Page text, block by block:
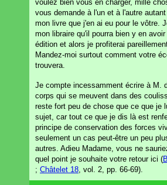
voulez bien vous en charger, mille
vous demande à l'un et à l'autre
mon livre que j'en ai eu pour le vôtre.
mon libraire qu'il pourra bien y en
édition et alors je profiterai
Mandez-moi surtout comment votre
trouvera.
Je compte incessamment écrire à M.
corps qui se meuvent dans des
reste fort peu de chose que ce que je
sujet, car tout ce que je dis là est
principe de conservation des forces
seulement un cas peut-être un peu
autres. Adieu Madame, vous ne
quel point je souhaite votre retour ici (
; Châtelet 18 , vol. 2, pp. 66-69).